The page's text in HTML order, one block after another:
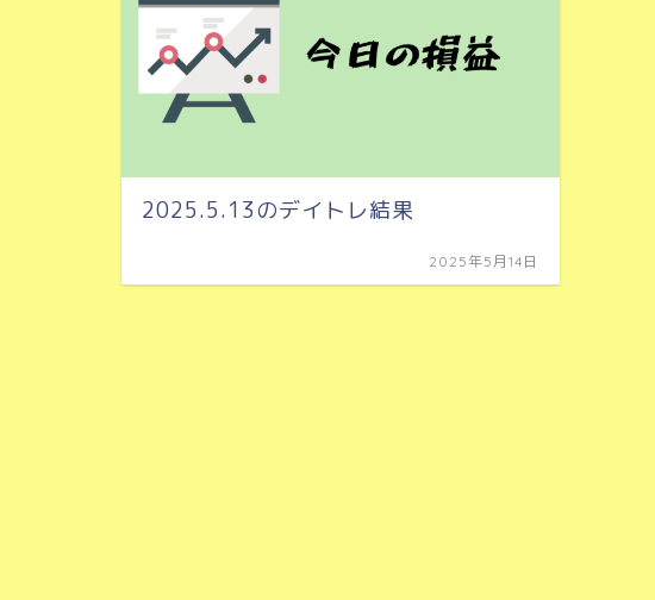
2025.5.13のデイトレ結果
2025年5月14日